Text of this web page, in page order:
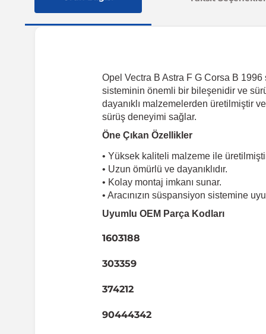
Opel Vectra B Astra F G Corsa B 1996
sisteminin önemli bir bileşenidir ve
dayanıklı malzemelerden üretilmiştir
sürüş deneyimi sağlar.
Öne Çıkan Özellikler
• Yüksek kaliteli malzeme ile
• Uzun ömürlü ve dayanıklıdır.
• Kolay montaj imkanı sunar.
• Aracınızın süspansiyon sistemine
Uyumlu OEM Parça Kodları
1603188
303359
374212
90444342